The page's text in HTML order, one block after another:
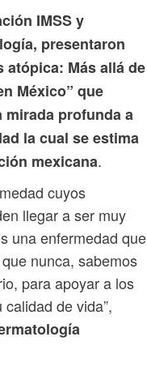
IMSS y
presentaron
Más allá de
México” que
mirada profunda a
la cual se estima
mexicana.
cuyos
llegar a ser muy
una enfermedad que
nunca, sabemos
para apoyar a los
de vida”,